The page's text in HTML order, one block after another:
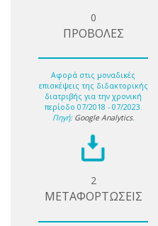
0
ΠΡΟΒΟΛΕΣ
Αφορά στις μοναδικές
επισκέψεις της διδακτορικής
διατριβής για την χρονική
περίοδο 07/2018 - 07/2023.
Πηγή: Google Analytics.
2
ΜΕΤΑΦΟΡΤΩΣΕΙΣ